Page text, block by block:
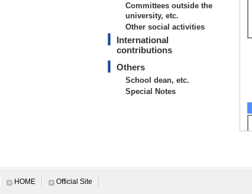
Committees outside the
university, etc.
Other social activities
International
contributions
Others
School dean, etc.
Special Notes
HOME Official Site